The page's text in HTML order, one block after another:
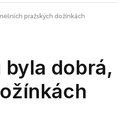
pražských dožínkách